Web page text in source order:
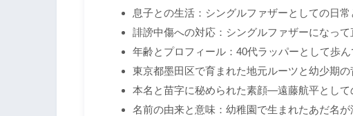
息子との生活：シングルファザーとしての日
誹謗中傷への対応：シングルファザーになっ
年齢とプロフィール：40代ラッパーとして歩
東京都墨田区で育まれた地元ルーツと幼少期の
本名と苗字に秘められた素顔―遠藤航平として
名前の由来と意味：幼稚園で生まれたあだ名